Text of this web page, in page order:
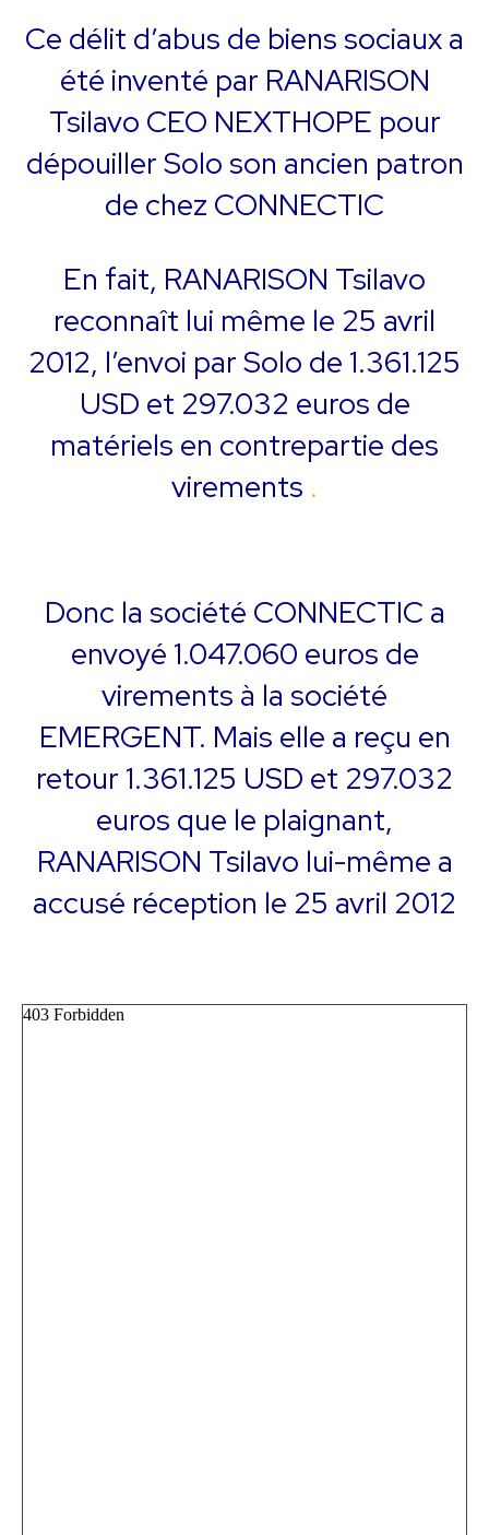
Ce délit d’abus de biens sociaux a
été inventé par RANARISON
Tsilavo CEO NEXTHOPE pour
dépouiller Solo son ancien patron
de chez CONNECTIC
En fait, RANARISON Tsilavo
reconnaît lui même le 25 avril
2012, l’envoi par Solo de 1.361.125
USD et 297.032 euros de
matériels en contrepartie des
virements .
Donc la société CONNECTIC a
envoyé 1.047.060 euros de
virements à la société
EMERGENT. Mais elle a reçu en
retour 1.361.125 USD et 297.032
euros que le plaignant,
RANARISON Tsilavo lui-même a
accusé réception le 25 avril 2012